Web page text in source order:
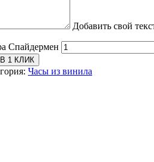
Добавить свой
Спайдермен
1 КЛИК
Часы из винила